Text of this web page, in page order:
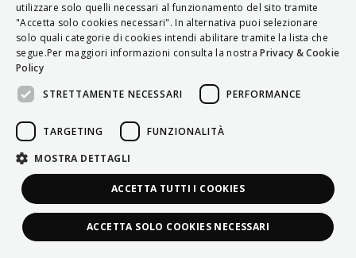
DEUTSCH
POLSKI
PORTUGUÊS
utilizzare solo quelli necessari al funzionamento del sito tramite
"Accetta solo cookies necessari". In alternativa puoi selezionare
solo quali categorie di cookies intendi abilitare tramite la lista che
segue.Per maggiori informazioni consulta la nostra Privacy & Cookie
Policy
STRETTAMENTE NECESSARI
PERFORMANCE
TARGETING FUNZIONALITÀ
MOSTRA DETTAGLI
ACCETTA TUTTI I COOKIES
ACCETTA SOLO COOKIES NECESSARI